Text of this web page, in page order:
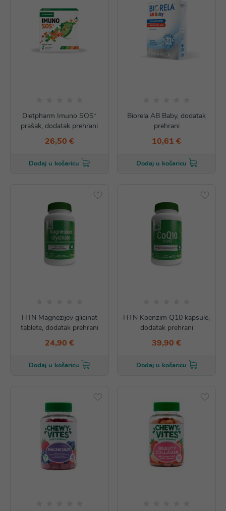
Dietpharm Imuno SOS⁺
prašak, dodatak prehrani
26,50 €
Dodaj u košaricu
Biorela AB Baby, dodatak
prehrani
10,61 €
Dodaj u košaricu
HTN Magnezijev glicinat
tablete, dodatak prehrani
24,90 €
Dodaj u košaricu
HTN Koenzim Q10 kapsule,
dodatak prehrani
39,90 €
Dodaj u košaricu